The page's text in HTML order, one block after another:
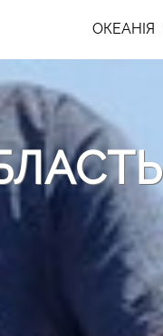
ОКЕАНІЯ